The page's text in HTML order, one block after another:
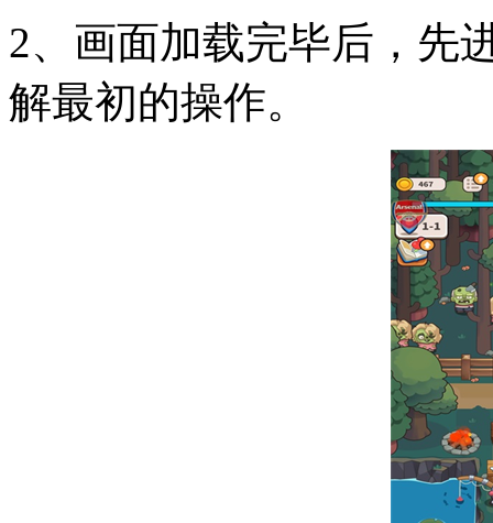
2、画面加载完毕后，先
解最初的操作。